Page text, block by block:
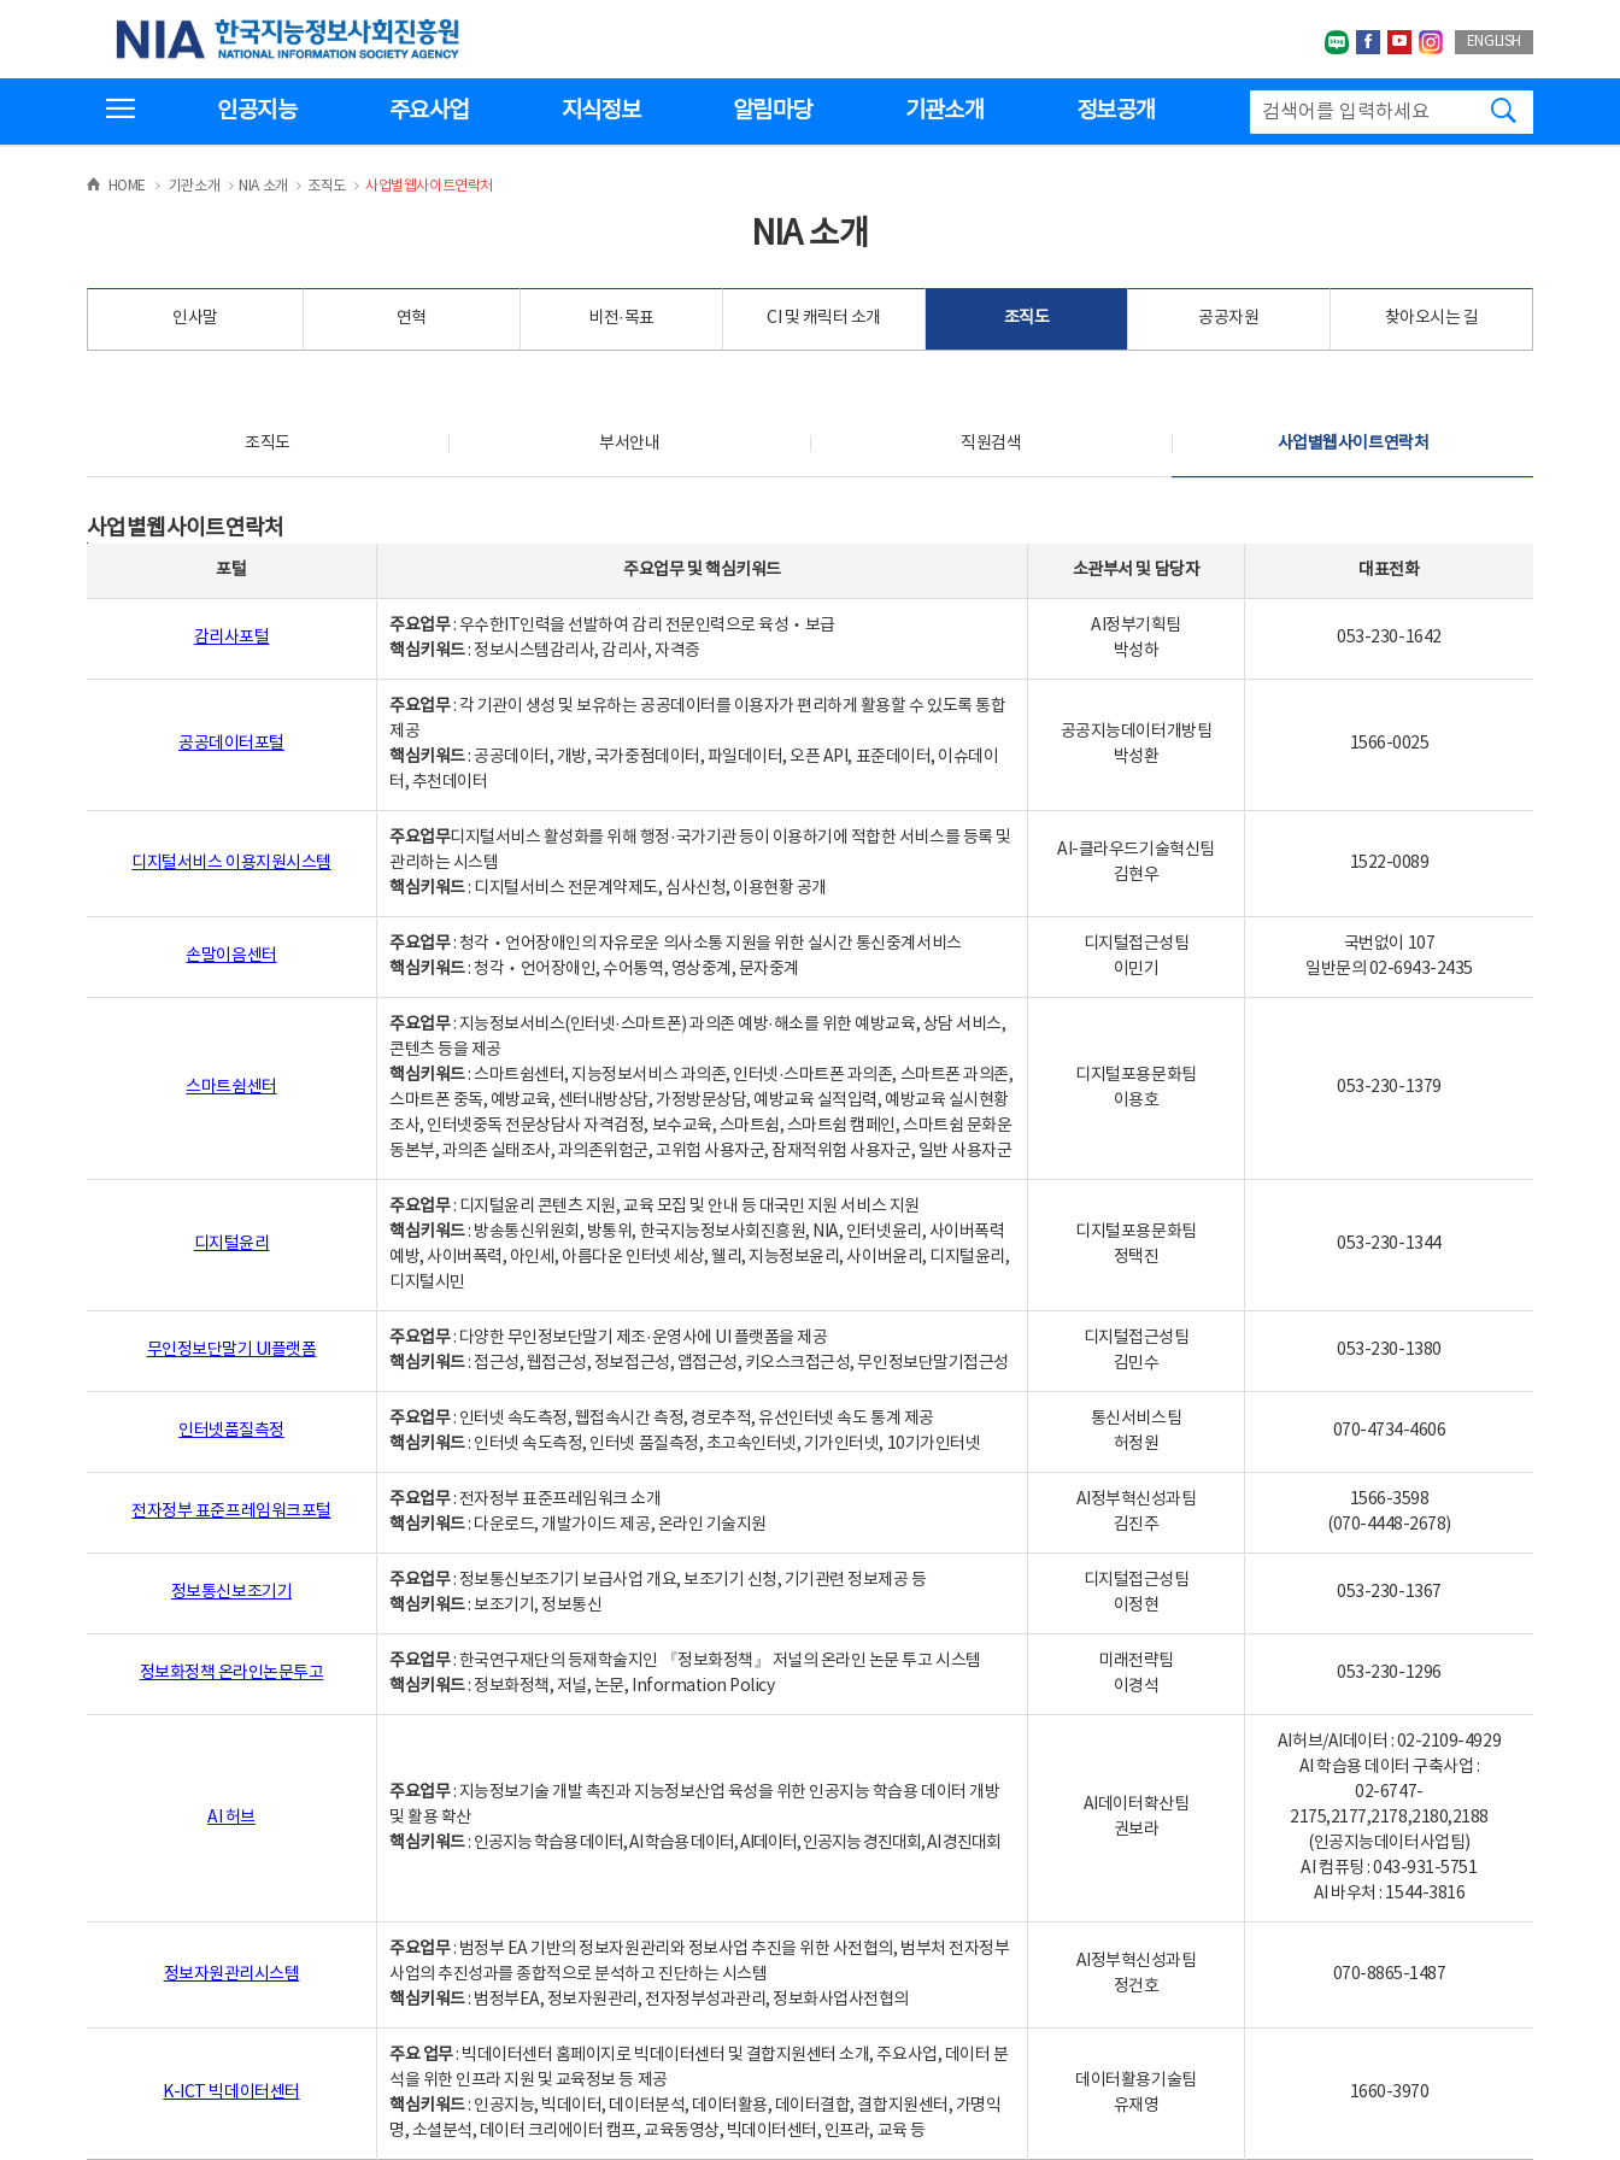
기
한국지능정보사회진흥원
네이버블로그
페이스북
유투브인스타그랩
ENGLISH
인공지능 주요사업 지식정보 알림마당 기관소개 정보공개
HOME >
기관소개 >NIA 소개 >
조직도 >
사업별웹사이트연락처
NIA 소개
인사말 연혁 비전·목표 CI 및 캐릭터 소개 조직도 공공자원 찾아오시는 길
조직도 부서안내 직원검색 사업별웹사이트연락처
사업별웹사이트연락처
포털 주요업무및핵심키워드 소관부서 및 담당자 대표전화
감리사포털
주요업무: 우수한IT인력을 선발하여 감리 전문인력으로 육성‧보급
핵심키워드: 정보시스템감리사, 감리사, 자격증
AI정부기획팀
박성하
053-230-1642
공공데이터포털
주요업무: 각 기관이 생성 및 보유하는 공공데이터를 이용자가 편리하게 활용할 수 있도록 통합
제공
핵심키워드: 공공데이터, 개방, 국가중점데이터, 파일데이터, 오픈 API, 표준데이터, 이슈데이
터, 추천데이터
공공지능데이터개방팀
박성환
1566-0025
디지털서비스 이용지원시스템
주요업무디지털서비스 활성화를 위해 행정·국가기관 등이 이용하기에 적합한 서비스를 등록 및
관리하는 시스템
핵심키워드: 디지털서비스 전문계약제도, 심사신청, 이용현황 공개
AI-클라우드기술혁신팀
김현우
1522-0089
손말이음센터
주요업무: 청각‧언어장애인의 자유로운 의사소통 지원을 위한 실시간 통신중계서비스
핵심키워드: 청각‧언어장애인, 수어통역, 영상중계, 문자중계
디지털접근성팀
이민기
국번없이 107
일반문의 02-6943-2435
스마트쉼센터
주요업무: 지능정보서비스(인터넷·스마트폰) 과의존 예방·해소를 위한 예방교육, 상담 서비스,
콘텐츠 등을 제공
핵심키워드: 스마트쉼센터, 지능정보서비스 과의존, 인터넷·스마트폰 과의존, 스마트폰 과의존,
스마트폰 중독, 예방교육, 센터내방상담, 가정방문상담, 예방교육 실적입력, 예방교육 실시현황
조사, 인터넷중독 전문상담사 자격검정, 보수교육, 스마트쉼, 스마트쉼 캠페인, 스마트쉼 문화운
동본부, 과의존 실태조사, 과의존위험군, 고위험 사용자군, 잠재적위험 사용자군, 일반 사용자군
디지털포용문화팀
이용호
053-230-1379
디지털윤리
주요업무: 디지털윤리 콘텐츠 지원, 교육 모집 및 안내 등 대국민 지원 서비스 지원
핵심키워드: 방송통신위원회, 방통위, 한국지능정보사회진흥원, NIA, 인터넷윤리, 사이버폭력
예방, 사이버폭력, 아인세, 아름다운 인터넷 세상, 웰리, 지능정보윤리, 사이버윤리, 디지털윤리,
디지털시민
디지털포용문화팀
정택진
053-230-1344
무인정보단말기 UI플랫폼
주요업무: 다양한 무인정보단말기 제조·운영사에 UI 플랫폼을 제공
핵심키워드: 접근성, 웹접근성, 정보접근성, 앱접근성, 키오스크접근성, 무인정보단말기접근성
디지털접근성팀
김민수
053-230-1380
인터넷품질측정
주요업무: 인터넷 속도측정, 웹접속시간 측정, 경로추적, 유선인터넷 속도 통계 제공
핵심키워드: 인터넷 속도측정, 인터넷 품질측정, 초고속인터넷, 기가인터넷, 10기가인터넷
통신서비스팀
허정원
070-4734-4606
전자정부 표준프레임워크포털
주요업무: 전자정부 표준프레임워크 소개
핵심키워드: 다운로드, 개발가이드 제공, 온라인 기술지원
AI정부혁신성과팀
김진주
1566-3598
(070-4448-2678)
정보통신보조기기
주요업무: 정보통신보조기기 보급사업 개요, 보조기기 신청, 기기관련 정보제공 등
핵심키워드: 보조기기, 정보통신
디지털접근성팀
이정현
053-230-1367
정보화정책 온라인논문투고
주요업무: 한국연구재단의 등재학술지인 『정보화정책』 저널의 온라인 논문 투고 시스템
핵심키워드: 정보화정책, 저널, 논문, Information Policy
미래전략팀
이경석
053-230-1296
AI 허브
주요업무: 지능정보기술 개발 촉진과 지능정보산업 육성을 위한 인공지능 학습용 데이터 개방
및 활용 확산
핵심키워드: 인공지능 학습용 데이터, AI 학습용 데이터, AI데이터, 인공지능 경진대회, AI 경진대회
AI데이터확산팀
권보라
AI허브/AI데이터 : 02-2109-4929
AI 학습용 데이터 구축사업 :
02-6747-
2175,2177,2178,2180,2188
(인공지능데이터사업팀)
AI 컴퓨팅 : 043-931-5751
AI 바우처 : 1544-3816
정보자원관리시스템
주요업무: 범정부 EA 기반의 정보자원관리와 정보사업 추진을 위한 사전협의, 범부처 전자정부
사업의 추진성과를 종합적으로 분석하고 진단하는 시스템
핵심키워드: 범정부EA, 정보자원관리, 전자정부성과관리, 정보화사업사전협의
AI정부혁신성과팀
정건호
070-8865-1487
K-ICT 빅데이터센터
주요 업무: 빅데이터센터 홈페이지로 빅데이터센터 및 결합지원센터 소개, 주요사업, 데이터 분
석을 위한 인프라 지원 및 교육정보 등 제공
핵심키워드: 인공지능, 빅데이터, 데이터분석, 데이터활용, 데이터결합, 결합지원센터, 가명익
명, 소셜분석, 데이터 크리에이터 캠프, 교육동영상, 빅데이터센터, 인프라, 교육 등
데이터활용기술팀
유재영
1660-3970